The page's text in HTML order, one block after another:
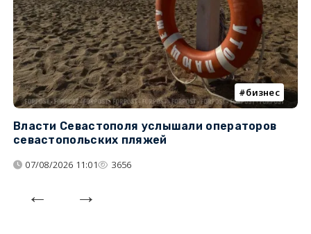
бизнес
Власти Севастополя услышали операторов
севастопольских пляжей
07/08/2026 11:01 3656